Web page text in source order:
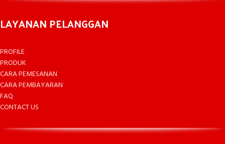
LAYANAN PELANGGAN
PROFILE
PRODUK
CARA PEMESANAN
CARA PEMBAYARAN
FAQ
CONTACT US